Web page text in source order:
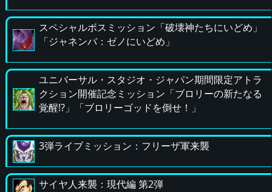
スペシャルボスミッション「破壊神たちにいどめ」
「ジャネンバ：ゼノにいどめ」
ユニバーサル・スタジオ・ジャパン期間限定アトラ
クション開催記念ミッション「ブロリーの新たなる
覚醒!?」「ブロリーゴッドを倒せ！」
3弾ライブミッション：フリーザ軍来襲
サイヤ人来襲：現代編 第2弾